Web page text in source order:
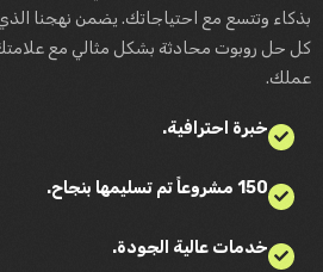
بذكاء وتتسع مع احتياجاتك. يضمن نهجنا
كل حل روبوت محادثة بشكل مثالي مع
عملك.
خبرة احترافية.
150 مشروعاً تم تسليمها بنجاح.
خدمات عالية الجودة.